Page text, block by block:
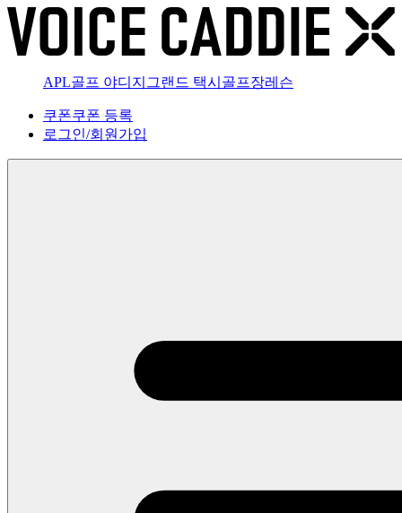
APL골프 야디지 그랜드 택시 골프장레슨
쿠폰쿠폰 등록
로그인/회원가입